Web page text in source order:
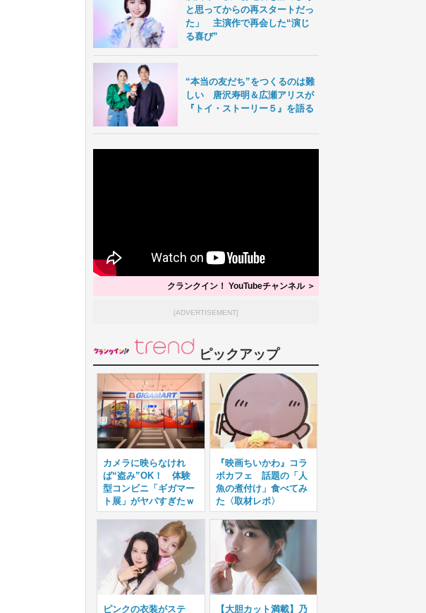
と思ってからの再スタートだっ
た」 主演作で再会した“演じ
る喜び”
“本当の友だち”をつくるのは難
しい 唐沢寿明＆広瀬アリスが
『トイ・ストーリー５』を語る
クランクイン！ YouTubeチャンネル ＞
[ADVERTISEMENT]
ピックアップ
カメラに映らなけれ
ば“盗み”OK！ 体験
型コンビニ「ギガマー
ト展」がヤバすぎたｗ
『映画ちいかわ』コラ
ボカフェ 話題の「人
魚の煮付け」食べてみ
た〈取材レポ〉
ピンクの衣装がステ 【大胆カット満載】乃